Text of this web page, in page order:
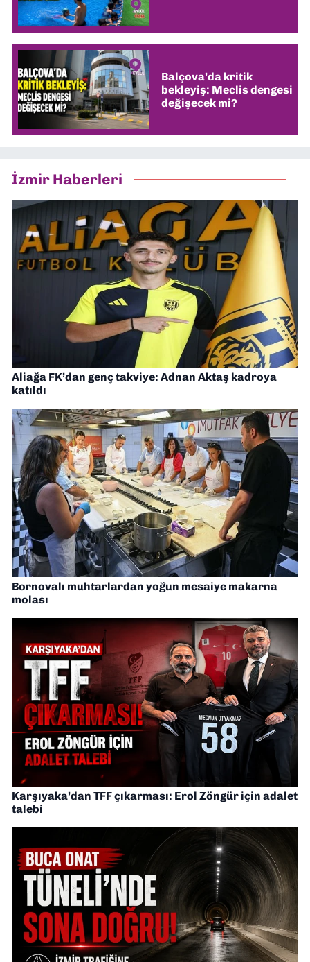
Balçova’da kritik
bekleyiş: Meclis dengesi
değişecek mi?
İzmir Haberleri
Aliağa FK’dan genç takviye: Adnan Aktaş kadroya
katıldı
Bornovalı muhtarlardan yoğun mesaiye makarna
molası
Karşıyaka’dan TFF çıkarması: Erol Zöngür için adalet
talebi